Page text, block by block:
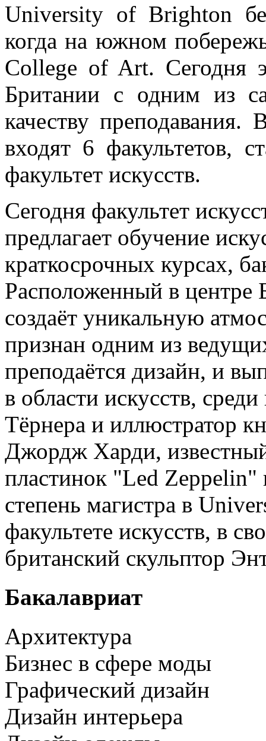
University of Brighton
когда на южном
College of Art. Сегодня
Британии с одним из
качеству
входят 6 факультетов,
факультет искусств.
Сегодня факультет
предлагает обучение
краткосрочных курсах,
Расположенный в центре
создаёт уникальную
признан одним из
преподаётся дизайн, и
в области искусств,
Тёрнера и иллюстратор
Джордж Харди,
пластинок "Led
степень магистра в
факультете искусств, в
британский скульптор
Бакалавриат
Архитектура
Бизнес в сфере моды
Графический дизайн
Дизайн интерьера